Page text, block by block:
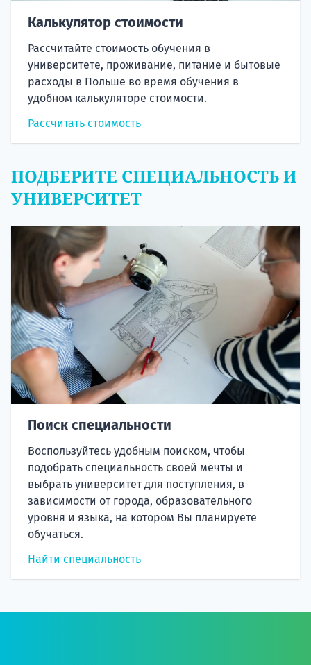
Калькулятор стоимости
Рассчитайте стоимость обучения в
университете, проживание, питание и бытовые
расходы в Польше во время обучения в
удобном калькуляторе стоимости.
Рассчитать стоимость
ПОДБЕРИТЕ СПЕЦИАЛЬНОСТЬ И
УНИВЕРСИТЕТ
Поиск специальности
Воспользуйтесь удобным поиском, чтобы
подобрать специальность своей мечты и
выбрать университет для поступления, в
зависимости от города, образовательного
уровня и языка, на котором Вы планируете
обучаться.
Найти специальность